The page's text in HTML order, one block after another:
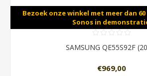
Bezoek onze winkel met meer dan 60
Sonos in
SAMSUNG QE55S92F
€969,00